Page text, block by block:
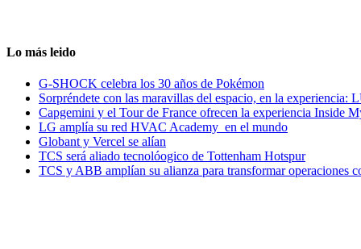
Lo más leido
G-SHOCK celebra los 30 años de Pokémon
Sorpréndete con las maravillas del espacio, en la experiencia:
Capgemini y el Tour de France ofrecen la experiencia Inside
LG amplía su red HVAC Academy en el mundo
Globant y Vercel se alían
TCS será aliado tecnolóogico de Tottenham Hotspur
TCS y ABB amplían su alianza para transformar operaciones